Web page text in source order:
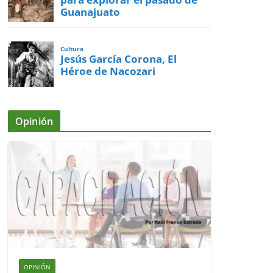
Guanajuato
Cultura
Jesús García Corona, El
Héroe de Nacozari
Opinión
OPINIÓN